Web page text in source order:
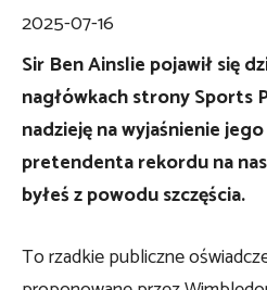
2025-07-16
Sir Ben Ainslie pojawił się
nagłówkach strony Sports
nadzieję na wyjaśnienie
pretendenta rekordu na
byłeś z powodu szczęścia.
To rzadkie publiczne